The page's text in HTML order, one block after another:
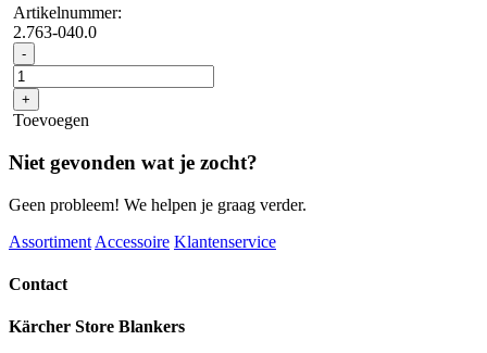
Artikelnummer:
2.763-040.0
- Borstelkop
D110
S
aantal
+
Toevoegen
Niet gevonden wat je zocht?
Geen probleem! We helpen je graag verder.
Assortiment Accessoire Klantenservice
Contact
Kärcher Store Blankers